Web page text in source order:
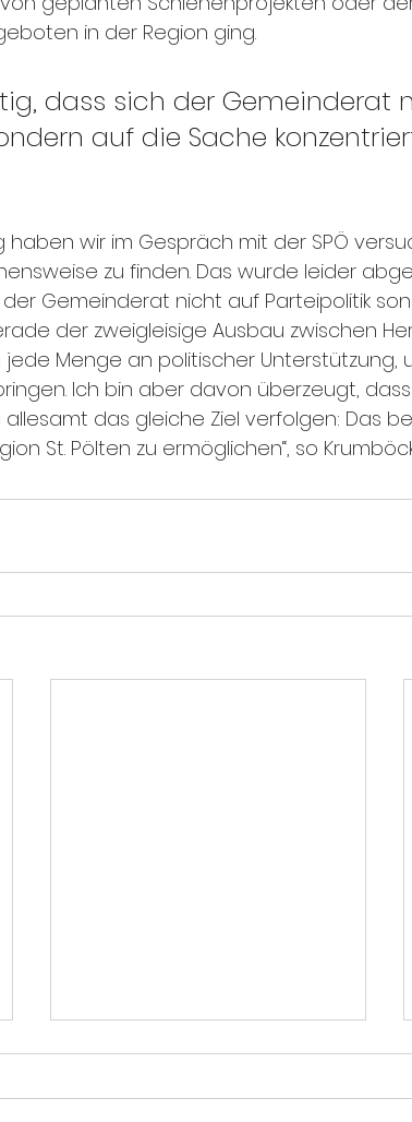
in der Region ging.
dass sich der Gemeinderat
auf die Sache
haben wir im Gespräch mit der SPÖ
zu finden. Das wurde leider
Gemeinderat nicht auf Parteipolitik
der zweigleisige Ausbau zwischen
Menge an politischer Unterstützung,
Ich bin aber davon überzeugt,
allesamt das gleiche Ziel verfolgen: Das
St. Pölten zu ermöglichen“, so